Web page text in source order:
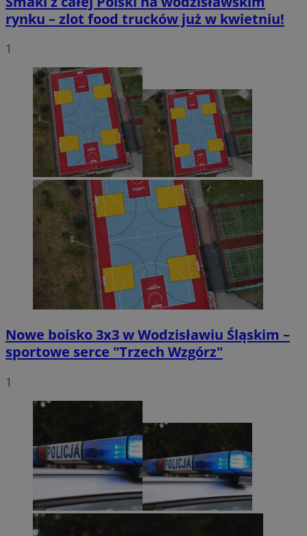
rynku – zlot food trucków już w kwietniu!
1
Nowe boisko 3x3 w Wodzisławiu Śląskim –
sportowe serce "Trzech Wzgórz"
1